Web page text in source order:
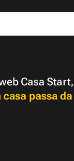
Casa Start,
passa da